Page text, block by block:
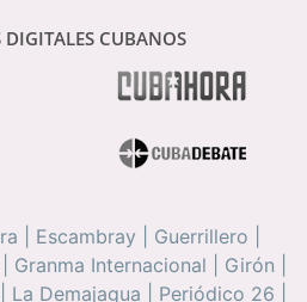
DIGITALES CUBANOS
Escambray Guerrillero
Granma Internacional Girón
La Demajagua Periódico 26